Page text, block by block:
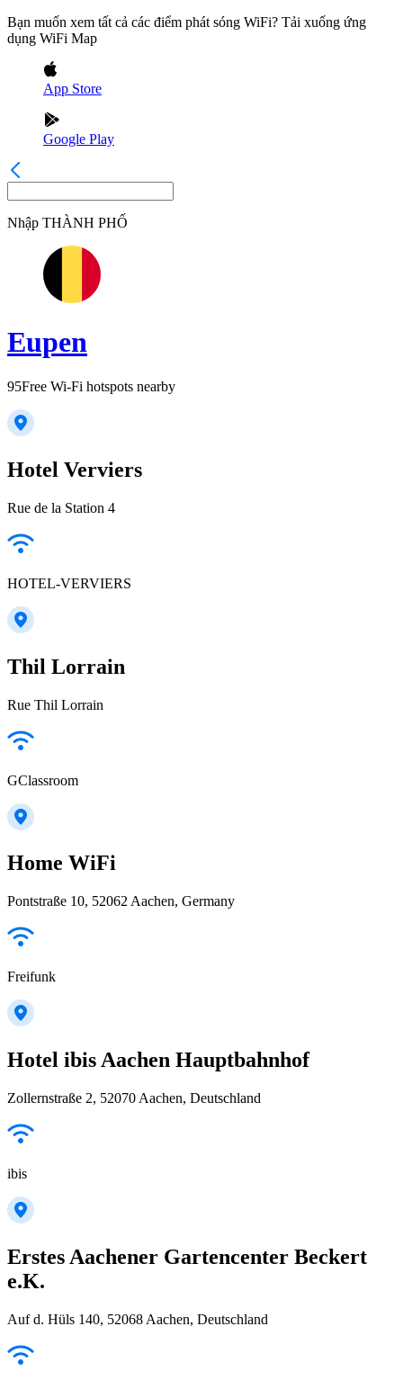
Bạn muốn xem tất cả các điểm phát sóng WiFi? Tải xuống ứng
dụng WiFi Map
App Store
Google Play
Nhập THÀNH PHỐ
Eupen
95Free Wi-Fi hotspots nearby
Hotel Verviers
Rue de la Station 4
HOTEL-VERVIERS
Thil Lorrain
Rue Thil Lorrain
GClassroom
Home WiFi
Pontstraße 10, 52062 Aachen, Germany
Freifunk
Hotel ibis Aachen Hauptbahnhof
Zollernstraße 2, 52070 Aachen, Deutschland
ibis
Erstes Aachener Gartencenter Beckert
e.K.
Auf d. Hüls 140, 52068 Aachen, Deutschland